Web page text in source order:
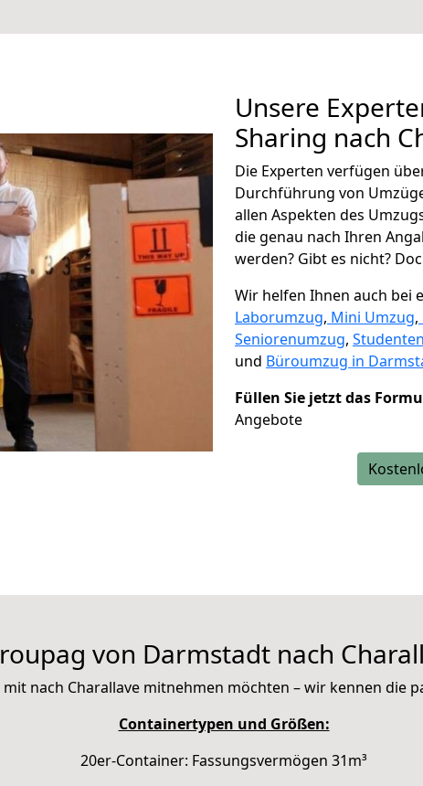
Unsere
Sharing nach
Die Experten verfügen
Durchführung von
allen Aspekten des
die genau nach Ihren
werden? Gibt es nicht?
Wir helfen Ihnen auch bei
Laborumzug, Mini Umzug,
Seniorenumzug,
und Büroumzug in
Füllen Sie jetzt das
Angebote
von Darmstadt nach
mit nach Charallave mitnehmen möchten – wir kennen die
Containertypen und Größen:
20er-Container: Fassungsvermögen 31m³